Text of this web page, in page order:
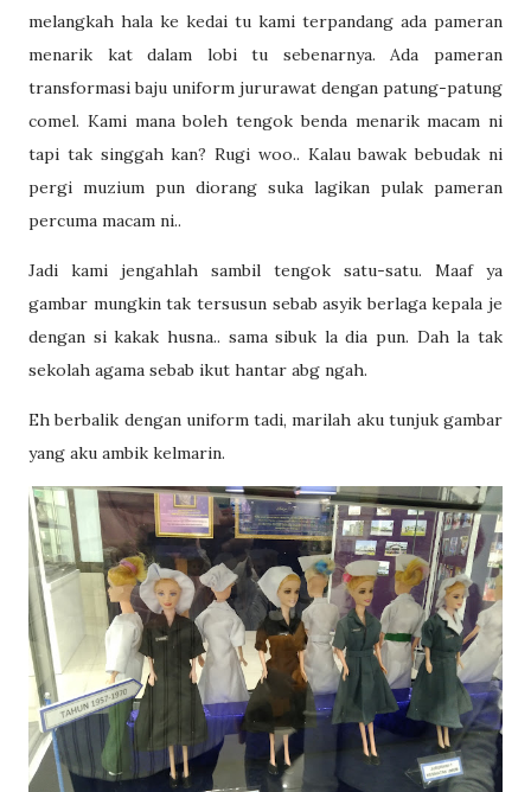
melangkah hala ke kedai tu kami terpandang ada pameran
menarik kat dalam lobi tu sebenarnya. Ada pameran
transformasi baju uniform jururawat dengan patung-patung
comel. Kami mana boleh tengok benda menarik macam ni
tapi tak singgah kan? Rugi woo.. Kalau bawak bebudak ni
pergi muzium pun diorang suka lagikan pulak pameran
percuma macam ni..
Jadi kami jengahlah sambil tengok satu-satu. Maaf ya
gambar mungkin tak tersusun sebab asyik berlaga kepala je
dengan si kakak husna.. sama sibuk la dia pun. Dah la tak
sekolah agama sebab ikut hantar abg ngah.
Eh berbalik dengan uniform tadi, marilah aku tunjuk gambar
yang aku ambik kelmarin.